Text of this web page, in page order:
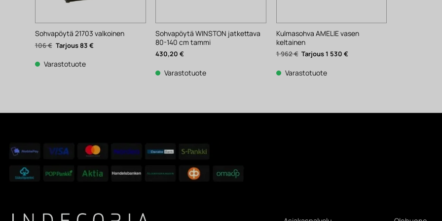
Sohvapöytä 21703 valkoinen
106€ Alkuperäinen
hinta
106 €.
83 €Nykyinen
hinta
Varastotuote
Sohvapöytä WINSTON jatkettava
80-140 cm tammi
430,20€
Varastotuote
Kulmasohva AMELIE vasen
keltainen
1 962€ Alkuperäinen
hinta
1
962 €.
1 530€
Varastotuote